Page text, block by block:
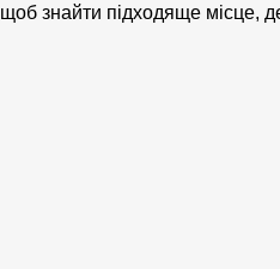
знайти підходяще місце,